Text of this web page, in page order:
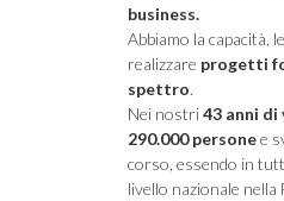
business.
Abbiamo la capacità,
realizzare progetti
spettro.
Nei nostri43 anni di
290.000 personee
corso, essendo in
livello nazionale